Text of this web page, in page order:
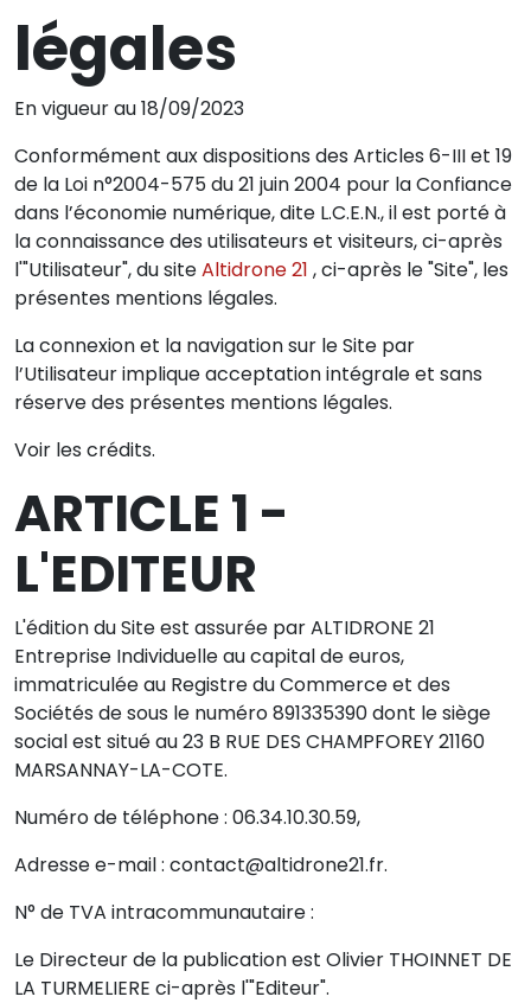
légales
En vigueur au18/09/2023
Conformément aux dispositions des Articles 6-III et 19
de la Loi n°2004-575 du 21 juin 2004 pour la Confiance
dans l’économie numérique, dite L.C.E.N., il est porté à
la connaissance des utilisateurs et visiteurs, ci-après
l'"Utilisateur", du siteAltidrone 21 , ci-après le "Site", les
présentes mentions légales.
La connexion et la navigation sur le Site par
l’Utilisateur implique acceptation intégrale et sans
réserve des présentes mentions légales.
Voir les crédits.
Ces mentions légales ont été générées via le plugin
Mentions Légales parWebdeclic SAS
Cacher les crédits
ARTICLE 1 -
L'EDITEUR
L'édition du Site est assurée par ALTIDRONE 21
Entreprise Individuelle au capital de euros,
immatriculée au Registre du Commerce et des
Sociétés de sous le numéro 891335390 dont le siège
social est situé au 23 B RUE DES CHAMPFOREY 21160
MARSANNAY-LA-COTE.
Numéro de téléphone : 06.34.10.30.59,
Adresse e-mail : contact@altidrone21.fr.
N° de TVA intracommunautaire :
Le Directeur de la publication est Olivier THOINNET DE
LA TURMELIERE ci-après l'"Editeur".